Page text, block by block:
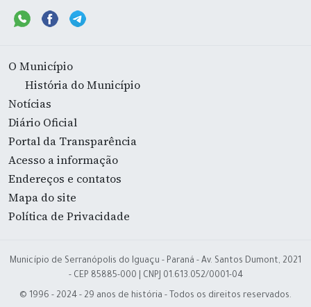
O Município
História do Município
Notícias
Diário Oficial
Portal da Transparência
Acesso a informação
Endereços e contatos
Mapa do site
Política de Privacidade
Município de Serranópolis do Iguaçu - Paraná - Av. Santos Dumont, 2021
- CEP 85885-000 | CNPJ 01.613.052/0001-04
© 1996 - 2024 - 29 anos de história - Todos os direitos reservados.